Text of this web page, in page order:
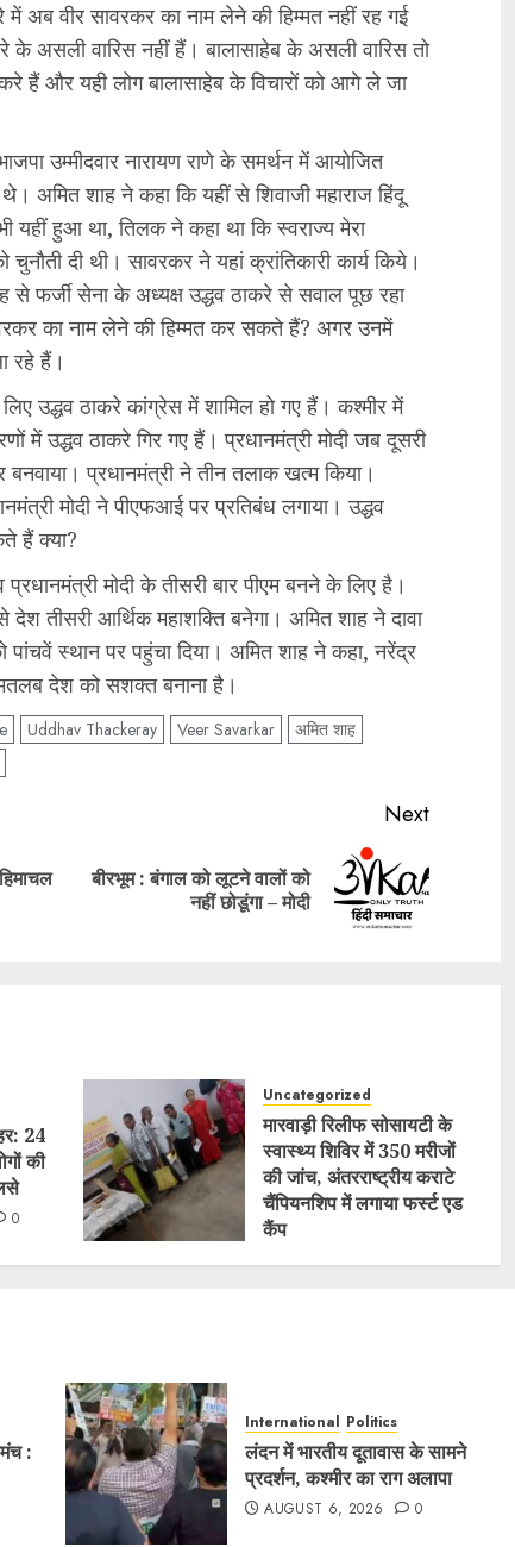
अब वीर सावरकर का नाम लेने की हिम्मत नहीं रह गई
के असली वारिस नहीं हैं। बालासाहेब के असली वारिस तो
हैं और यही लोग बालासाहेब के विचारों को आगे ले जा
उम्मीदवार नारायण राणे के समर्थन में आयोजित
अमित शाह ने कहा कि यहीं से शिवाजी महाराज हिंदू
यहीं हुआ था, तिलक ने कहा था कि स्वराज्य मेरा
दी थी। सावरकर ने यहां क्रांतिकारी कार्य किये।
फर्जी सेना के अध्यक्ष उद्धव ठाकरे से सवाल पूछ रहा
का नाम लेने की हिम्मत कर सकते हैं? अगर उनमें
रहे हैं।
उद्धव ठाकरे कांग्रेस में शामिल हो गए हैं। कश्मीर में
उद्धव ठाकरे गिर गए हैं। प्रधानमंत्री मोदी जब दूसरी
बनवाया। प्रधानमंत्री ने तीन तलाक खत्म किया।
मोदी ने पीएफआई पर प्रतिबंध लगाया। उद्धव
हैं क्या?
मोदी के तीसरी बार पीएम बनने के लिए है।
देश तीसरी आर्थिक महाशक्ति बनेगा। अमित शाह ने दावा
पांचवें स्थान पर पहुंचा दिया। अमित शाह ने कहा, नरेंद्र
देश को सशक्त बनाना है।
Uddhav Thackeray Veer Savarkar
अमित शाह
Previous
Next
Next
बीरभूम : बंगाल को लूटने वालों को
नहीं छोडूंगा – मोदी
24
की
0
Uncategorized
मारवाड़ी रिलीफ सोसायटी के
स्वास्थ्य शिविर में 350 मरीजों
की जांच, अंतरराष्ट्रीय कराटे
चैंपियनशिप में लगाया फर्स्ट एड
कैंप
AUGUST 2, 2026 0
:
International Politics
लंदन में भारतीय दूतावास के सामने
प्रदर्शन, कश्मीर का राग अलापा
AUGUST 6, 2026 0